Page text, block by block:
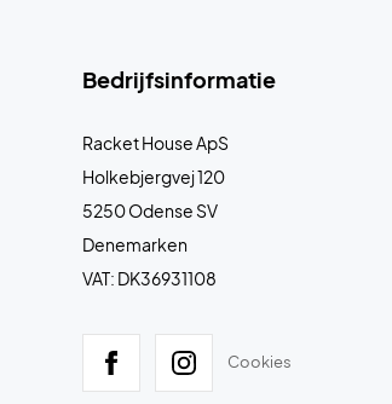
Bedrijfsinformatie
Racket House ApS
Holkebjergvej 120
5250 Odense SV
Denemarken
VAT: DK36931108
Cookies